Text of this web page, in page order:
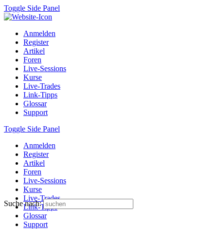
Toggle Side Panel
Anmelden
Register
Artikel
Foren
Live-Sessions
Kurse
Live-Trades
Link-Tipps
Glossar
Support
Toggle Side Panel
Anmelden
Register
Artikel
Foren
Live-Sessions
Kurse
Live-Trades
Link-Tipps
Glossar
Support
Suche nach: